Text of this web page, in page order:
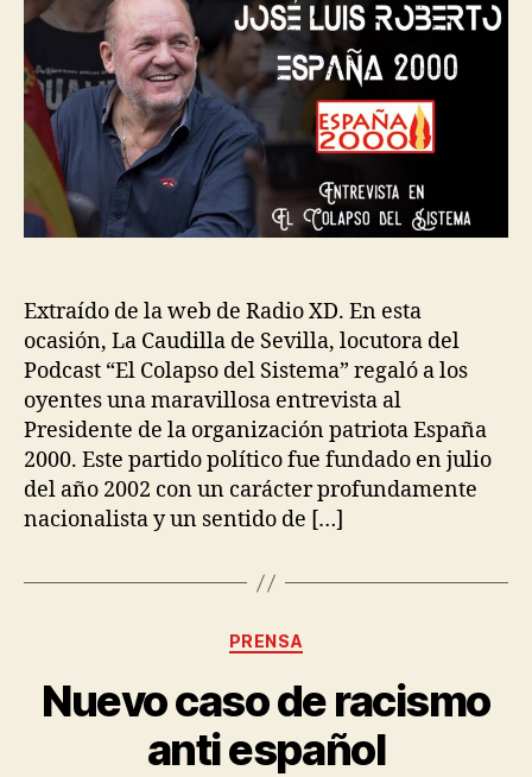
Extraído de la web de Radio XD. En esta
ocasión, La Caudilla de Sevilla, locutora del
Podcast “El Colapso del Sistema” regaló a los
oyentes una maravillosa entrevista al
Presidente de la organización patriota España
2000. Este partido político fue fundado en julio
del año 2002 con un carácter profundamente
nacionalista y un sentido de […]
PRENSA
Nuevo caso de racismo
anti español